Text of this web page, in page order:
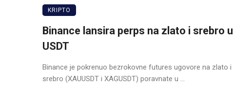
KRIPTO
Binance lansira perps na zlato i srebro u
USDT
Binance je pokrenuo bezrokovne futures ugovore na zlato i
srebro (XAUUSDT i XAGUSDT) poravnate u ...